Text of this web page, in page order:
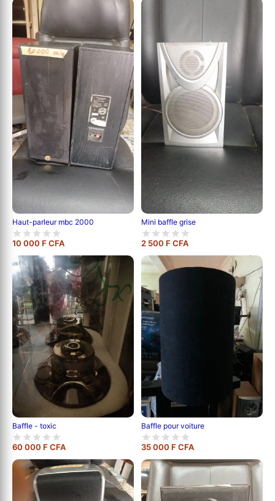
Haut-parleur mbc 2000
10 000 F CFA
Mini baffle grise
2 500 F CFA
Baffle - toxic
60 000 F CFA
Baffle pour voiture
35 000 F CFA